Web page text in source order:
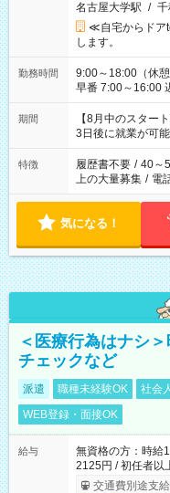
名古屋大学駅 / 千
≪自宅からドア
します。
勤務時間
9:00～18:00（休憩60分） ■ご希望があれば
早番 7:00～16:00 遅
と休みを合わせた
「できれば残業
ね。 ※Wワーク希望の方へ 今ご覧のお仕事で希望する勤務時間
と、もう1つのお
合は応募できませ
期間
【8月中のスター
3日後に就業が可能
特徴 履歴書不要 / 40～
上の大量募集 / 電
気になる！
＜医療行為はナシ
チェックなど
派遣 職種未経験OK 社会
WEB登録・面接OK
給与
無資格の方：時給
2125円 / 初任者以
交通費別途支